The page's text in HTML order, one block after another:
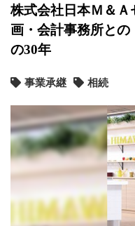
株式会社日本Ｍ＆Ａ
画・会計事務所との
の30年
事業承継 相続